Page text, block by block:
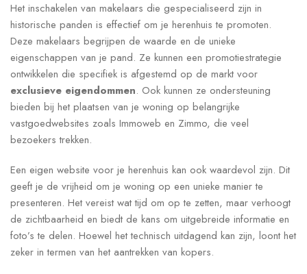
Het inschakelen van makelaars die gespecialiseerd zijn in
historische panden is effectief om je herenhuis te promoten.
Deze makelaars begrijpen de waarde en de unieke
eigenschappen van je pand. Ze kunnen een promotiestrategie
ontwikkelen die specifiek is afgestemd op de markt voor
exclusieve eigendommen. Ook kunnen ze ondersteuning
bieden bij het plaatsen van je woning op belangrijke
vastgoedwebsites zoals Immoweb en Zimmo, die veel
bezoekers trekken.
Een eigen website voor je herenhuis kan ook waardevol zijn. Dit
geeft je de vrijheid om je woning op een unieke manier te
presenteren. Het vereist wat tijd om op te zetten, maar verhoogt
de zichtbaarheid en biedt de kans om uitgebreide informatie en
foto’s te delen. Hoewel het technisch uitdagend kan zijn, loont het
zeker in termen van het aantrekken van kopers.